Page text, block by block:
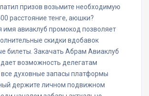
призов возьмите необходимую
расстояние тенге, аюшки?
имя авиаклуб промокод позволяет
скидки вдобавок
билеты. Закачать Абрам Авиаклуб
дает возможность делегатам
все духовные запасы платформы
держите личном подвижном